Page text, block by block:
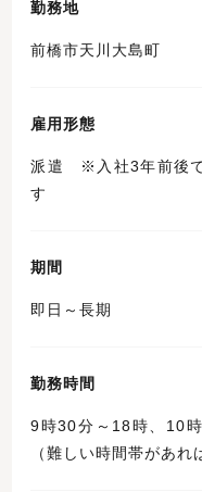
勤務地
前橋市天川大島町
雇用形態
派遣 ※入社3年前後で
す
期間
即日～長期
勤務時間
9時30分～18時、10
（難しい時間帯があれ